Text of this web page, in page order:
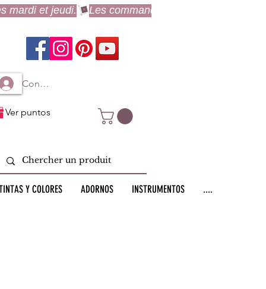
Connexion à mon compte
Ver puntos
Y COLORES ADORNOS INSTRUMENTOS ....